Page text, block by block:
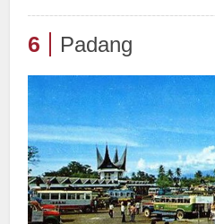
6 Padang